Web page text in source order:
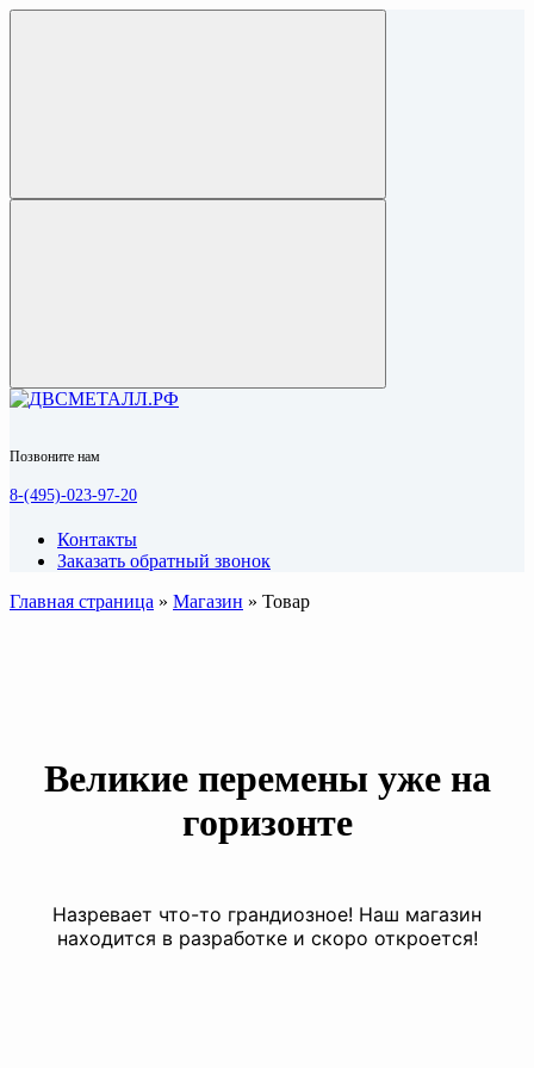
Позвоните нам
8-(495)-023-97-20
Контакты
Заказать обратный звонок
Главная страница » Магазин » Товар
Великие перемены уже на
горизонте
Назревает что-то грандиозное! Наш магазин
находится в разработке и скоро откроется!